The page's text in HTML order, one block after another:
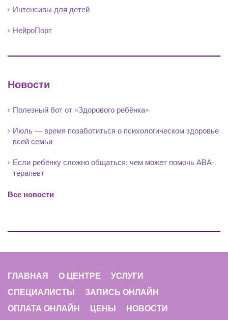
Интенсивы для детей
НейроПорт
Новости
Полезный бот от «Здорового ребёнка»
Июль — время позаботиться о психологическом здоровье
всей семьи
Если ребёнку сложно общаться: чем может помочь АВА-
терапевт
Все новости
ГЛАВНАЯ О ЦЕНТРЕ
УСЛУГИ
СПЕЦИАЛИСТЫ
ЗАПИСЬ ОНЛАЙН
ОПЛАТА ОНЛАЙН
ЦЕНЫ
НОВОСТИ